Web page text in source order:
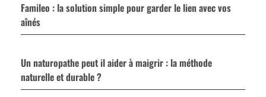
Famileo : la solution simple pour garder le lien avec vos
aînés
Un naturopathe peut il aider à maigrir : la méthode
naturelle et durable ?